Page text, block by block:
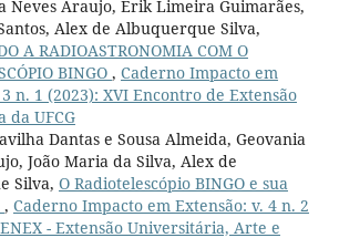
Neves Araujo, Erik Limeira Guimarães,
Alex de Albuquerque Silva,
A RADIOASTRONOMIA COM O
BINGO , Caderno Impacto em
n. 1 (2023): XVI Encontro de Extensão
da UFCG
Dantas e Sousa Almeida, Geovania
João Maria da Silva, Alex de
Silva, O Radiotelescópio BINGO e sua
, Caderno Impacto em Extensão: v. 4 n. 2
- Extensão Universitária, Arte e